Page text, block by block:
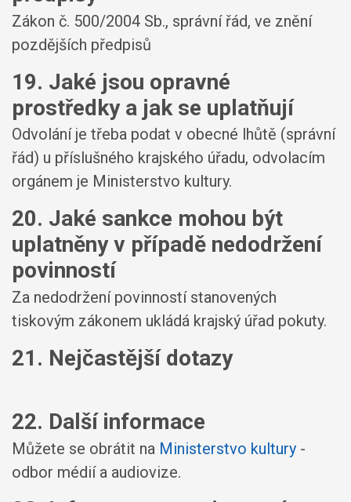
Zákon č. 500/2004 Sb., správní řád, ve znění
pozdějších předpisů
19. Jaké jsou opravné
prostředky a jak se uplatňují
Odvolání je třeba podat v obecné lhůtě (správní
řád) u příslušného krajského úřadu, odvolacím
orgánem je Ministerstvo kultury.
20. Jaké sankce mohou být
uplatněny v případě nedodržení
povinností
Za nedodržení povinností stanovených
tiskovým zákonem ukládá krajský úřad pokuty.
21. Nejčastější dotazy
22. Další informace
Můžete se obrátit na Ministerstvo kultury -
odbor médií a audiovize.